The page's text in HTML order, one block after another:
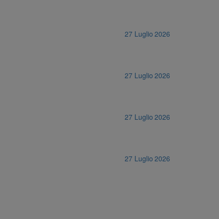
27 Luglio 2026
27 Luglio 2026
27 Luglio 2026
27 Luglio 2026